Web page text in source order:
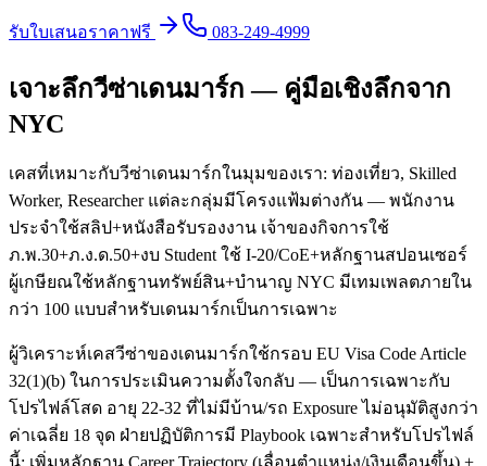
รับใบเสนอราคาฟรี 083-249-4999
เจาะลึกวีซ่าเดนมาร์ก — คู่มือเชิงลึกจาก
NYC
เคสที่เหมาะกับวีซ่าเดนมาร์กในมุมของเรา: ท่องเที่ยว, Skilled
Worker, Researcher แต่ละกลุ่มมีโครงแฟ้มต่างกัน — พนักงาน
ประจำใช้สลิป+หนังสือรับรองงาน เจ้าของกิจการใช้
ภ.พ.30+ภ.ง.ด.50+งบ Student ใช้ I-20/CoE+หลักฐานสปอนเซอร์
ผู้เกษียณใช้หลักฐานทรัพย์สิน+บำนาญ NYC มีเทมเพลตภายใน
กว่า 100 แบบสำหรับเดนมาร์กเป็นการเฉพาะ
ผู้วิเคราะห์เคสวีซ่าของเดนมาร์กใช้กรอบ EU Visa Code Article
32(1)(b) ในการประเมินความตั้งใจกลับ — เป็นการเฉพาะกับ
โปรไฟล์โสด อายุ 22-32 ที่ไม่มีบ้าน/รถ Exposure ไม่อนุมัติสูงกว่า
ค่าเฉลี่ย 18 จุด ฝ่ายปฏิบัติการมี Playbook เฉพาะสำหรับโปรไฟล์